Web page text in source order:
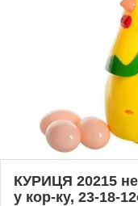
КУРИЦЯ 20215
у кор-ку, 23-18-